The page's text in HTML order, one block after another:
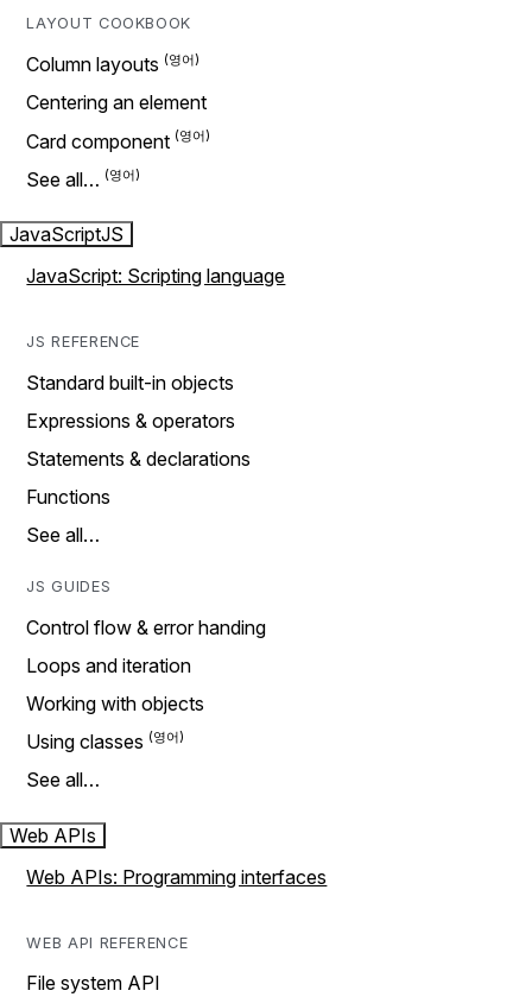
LAYOUT COOKBOOK
Column layouts
Centering an element
Card component
See all…
JavaScriptJS
JavaScript: Scripting language
JS REFERENCE
Standard built-in objects
Expressions & operators
Statements & declarations
Functions
See all…
JS GUIDES
Control flow & error handing
Loops and iteration
Working with objects
Using classes
See all…
Web APIs
Web APIs: Programming interfaces
WEB API REFERENCE
File system API